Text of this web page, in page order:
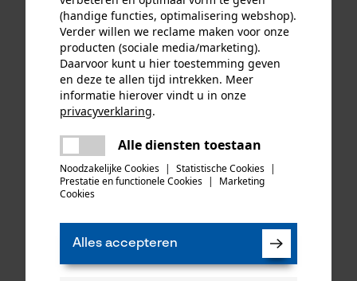
Ochsenkopf sappiehouder
26,90 €*
Müller aluminium-velwig
57,90 €*
(handige functies, optimalisering webshop).
Verder willen we reclame maken voor onze
producten (sociale media/marketing).
Daarvoor kunt u hier toestemming geven
en deze te allen tijd intrekken. Meer
informatie hierover vindt u in onze
privacyverklaring.
Alle diensten toestaan
Noodzakelijke Cookies | Statistische Cookies |
Prestatie en functionele Cookies |
Marketing
Cookies
Alles accepteren
Er is een fout opgetreden. Gelieve
het opnieuw te proberen.
delen
mail